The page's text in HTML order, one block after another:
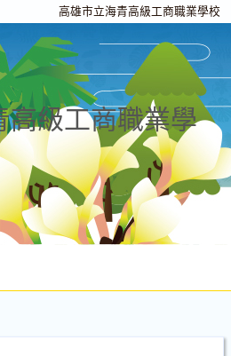
高雄市立海青高級工商職業學校
高級工商職業學